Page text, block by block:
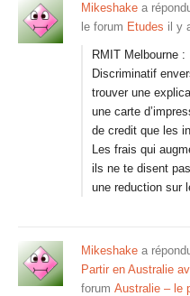
Mikeshake a
le forum Etudes il y
RMIT Melbourne :
Discriminatif
trouver une
une carte
de credit que les
Les frais qui
ils ne te disent
une reduction sur
Mikeshake a
Partir en Australie
forum Australie – le